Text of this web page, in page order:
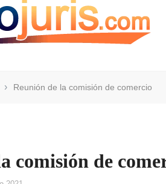
› Reunión de la comisión de comercio
comisión de